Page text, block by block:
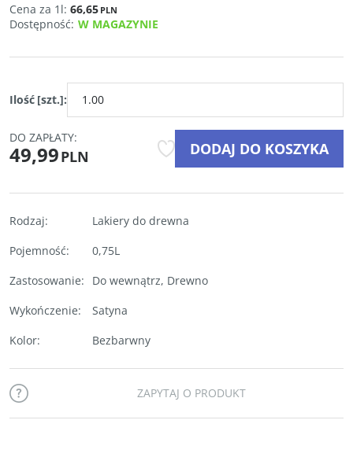
Cena za 1l: 66,65 PLN
Dostępność: W MAGAZYNIE
Ilość [szt.]:
DO ZAPŁATY:
49,99PLN DODAJ DO KOSZYKA
Rodzaj:
Lakiery do drewna
Pojemność:
0,75L
Zastosowanie: Do wewnątrz, Drewno
Wykończenie:
Satyna
Kolor: Bezbarwny
ZAPYTAJ O PRODUKT